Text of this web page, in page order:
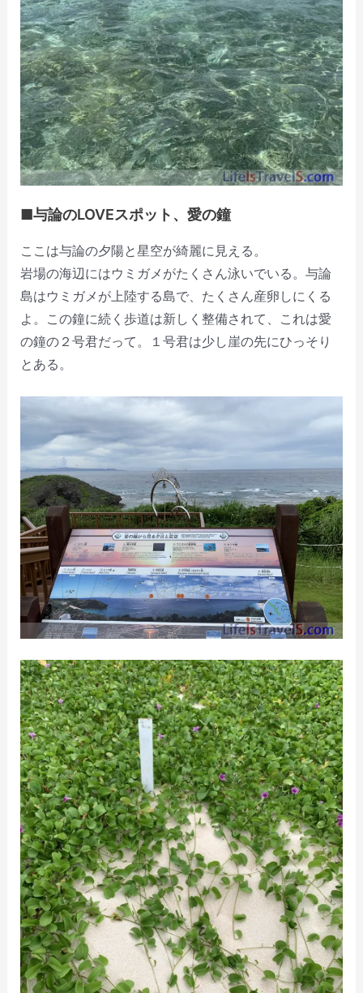
■与論のLOVEスポット、愛の鐘
ここは与論の夕陽と星空が綺麗に見える。
岩場の海辺にはウミガメがたくさん泳いでいる。与論
島はウミガメが上陸する島で、たくさん産卵しにくる
よ。この鐘に続く歩道は新しく整備されて、これは愛
の鐘の２号君だって。１号君は少し崖の先にひっそり
とある。